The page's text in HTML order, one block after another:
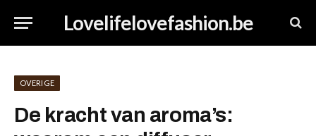
Lovelifelovefashion.be
OVERIGE
De kracht van aroma’s: